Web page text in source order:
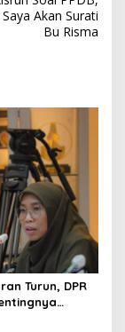
Akan Surati
Bu Risma
Turun, DPR